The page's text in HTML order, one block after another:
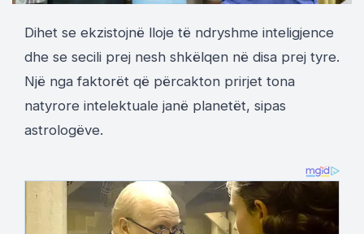
Dihet se ekzistojnë lloje të ndryshme inteligjence
dhe se secili prej nesh shkëlqen në disa prej tyre.
Një nga faktorët që përcakton prirjet tona
natyrore intelektuale janë planetët, sipas
astrologëve.